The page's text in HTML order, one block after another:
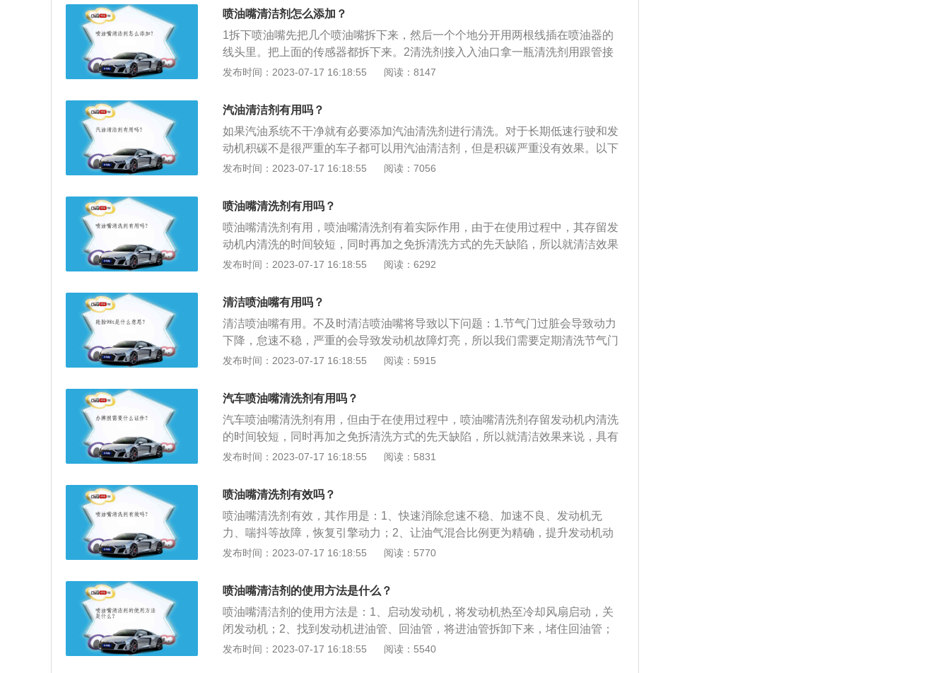
射方式，为了汽油与空气充分混合，都要求喷油嘴雾化能力良好。如同家里的喷
雾器一样，汽油喷射出来的状态必须是非堂纸小的颗粒状态。
停止工作。5、加入清洗剂。拧开清洗器的盖子，在储液瓶中加入清洗剂，拧紧
盖子，向左旋转调压阀的旋钮，将压缩空气连接到清洗器进气口，向右转动调压
阀，压力就会慢慢增加。6、修理漏油的部件。检查清洗器、发动机的管路及接
头，如果发现漏油，需要关闭清洗器进油管的阀门，修理漏油的部件。7、启动
发动机清洗。打开清洗器进油管的阀门，启动发动机，开始清洗直到清洗剂用
位置。9、连接油管。把清洗器的接头拆下，重新连接发动机的油管。10、检
查。启动发动机，将转速提高至每分钟2000转，检查接头和油管有无渗漏。喷油
嘴就是电磁阀，通电会产生吸力，吸起针阀，打开喷孔，燃油在针阀头部高速喷
严重，会导致发动机启动困难，发动机功率下降，油耗上升，需要及时去4s店修
喷油嘴清洁剂怎么添加？
1拆下喷油嘴先把几个喷油嘴拆下来，然后一个个地分开用两根线插在喷油器的
线头里。把上面的传感器都拆下来。2清洗剂接入入油口拿一瓶清洗剂用跟管接
入喷油器的入油口，在把那两条线搭在电池上一条正一条负，进气歧管拆下来。
发布时间：2023-07-17 16:18:55 阅读：8147
汽油清洁剂有用吗？
如果汽油系统不干净就有必要添加汽油清洗剂进行清洗。对于长期低速行驶和发
动机积碳不是很严重的车子都可以用汽油清洁剂，但是积碳严重没有效果。以下
是相关资料：1.汽油燃烧后形成的危害：当在燃烧的过程中，汽油的物质变成胶
配件位置，这时很容易造成部件的堵塞无法正常运转。2.清洁原理：汽油清洗剂
主要含有醚这种物质，他可以进行积碳的溶解。主要溶解的部位是油路、电喷嘴
上，直接减轻了引擎的震动、启动无力等问题。还可以提高燃油的使用率，解决
压力不足、燃烧不完全、爆震等现象。还可以加入抗氧化性、破乳性的物质，主
要对油箱、油路的杂质进行清洁的效果。
发布时间：2023-07-17 16:18:55 阅读：7056
喷油嘴清洗剂有用吗？
喷油嘴清洗剂有用，喷油嘴清洗剂有着实际作用，由于在使用过程中，其存留发
动机内清洗的时间较短，同时再加之免拆清洗方式的先天缺陷，所以就清洁效果
来说，具有一定的局限性。喷油嘴可以用清洗剂，喷油嘴清洗剂的使用方法：
2、拿一瓶清洗剂用跟管接入喷油器的入油口，在把那两条线搭在电池上一条正
一条负，进气I歧管拆下来；3、把上面的传感器都拆下来，用洗发动机的机头水
喷入侵泡再用高压枪洗，洗完再用风枪吹干净。
发布时间：2023-07-17 16:18:55 阅读：6292
清洁喷油嘴有用吗？
清洁喷油嘴有用。不及时清洁喷油嘴将导致以下问题：1.节气门过脏会导致动力
下降，怠速不稳，严重的会导致发动机故障灯亮，所以我们需要定期清洗节气门
很有必要。2.在燃烧过程中由于高温会使喷油嘴的表面，或孔隙产生积炭，同时
3.这样会导致喷油嘴堵塞、粘连，造成喷油渗漏、雾化不良，甚至不喷油，从而
造成油耗量增加、发动机动力下降、怠速不稳、加速不良和冷起动困难等现象，
清洗过后这些问题都可以解决。
发布时间：2023-07-17 16:18:55 阅读：5915
汽车喷油嘴清洗剂有用吗？
汽车喷油嘴清洗剂有用，但由于在使用过程中，喷油嘴清洗剂存留发动机内清洗
的时间较短，同时再加之免拆清洗方式的先天缺陷，所以就清洁效果来说，具有
一定的局限性。喷油嘴清洗剂的使用方法是：1、将喷油嘴清洗剂倒入吊瓶内，
气支管上的缸内直喷缸体上，其工作原理是：当电磁线圈通电时产生吸力，使针
阀吸起，打开喷孔燃油经针阀头部的轴针与喷孔之间的环形间隙高速喷出，形成
雾状利于充分燃烧。
发布时间：2023-07-17 16:18:55 阅读：5831
喷油嘴清洗剂有效吗？
喷油嘴清洗剂有效，其作用是：1、快速消除怠速不稳、加速不良、发动机无
力、喘抖等故障，恢复引擎动力；2、让油气混合比例更为精确，提升发动机动
力和燃油经济性；3、防止积碳形成及引擎爆震，减少废气排放；4、对燃油系统
针阀被吸起，打开喷孔，燃油经针阀头部的轴针与喷孔之间的环形间隙高速喷
出，形成雾状，利于燃烧充分。
发布时间：2023-07-17 16:18:55 阅读：5770
喷油嘴清洁剂的使用方法是什么？
喷油嘴清洁剂的使用方法是：1、启动发动机，将发动机热至冷却风扇启动，关
闭发动机；2、找到发动机进油管、回油管，将进油管拆卸下来，堵住回油管；
3、拆卸燃油压力调节器上端的真空软管，安装压力清洗罐；4、利用连接软管和
发布时间：2023-07-17 16:18:55 阅读：5540